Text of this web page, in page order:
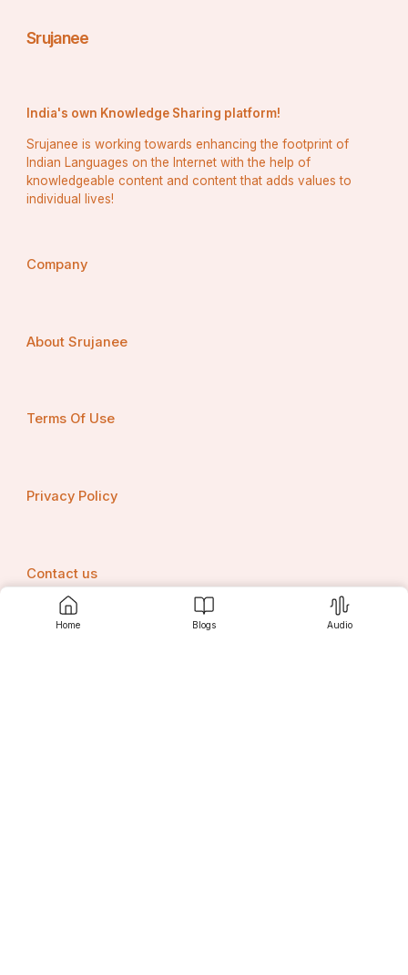
Home Blogs Audio
Srujanee
India's own Knowledge Sharing platform!
Srujanee is working towards enhancing the footprint of
Indian Languages on the Internet with the help of
knowledgeable content and content that adds values to
individual lives!
Company
About Srujanee
Terms Of Use
Privacy Policy
Contact us